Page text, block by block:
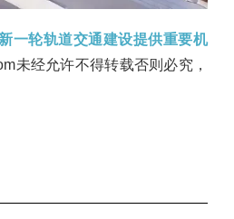
一轮轨道交通建设提供重要机
未经允许不得转载否则必究，